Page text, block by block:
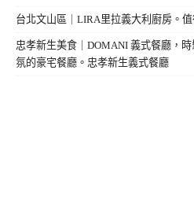
台北文山區｜LIRA里拉義大利廚房。
忠孝新生美食｜DOMANI 義式餐廳，
氛的豪宅餐廳。忠孝新生義式餐廳